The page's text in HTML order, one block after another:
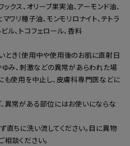
クス、オリーブ果実油、アーモンド油、
ワリ種子油、モンモリロナイト、テトラ
ル、トコフェロール、香料
き（使用中や使用後のお肌に直射日
ゆみ、刺激などの異常があらわれた場
も使用を中止し、皮膚科専門医などに
異常がある部位にはお使いにならな
直ちに洗い流してください。目に異物
談ください。